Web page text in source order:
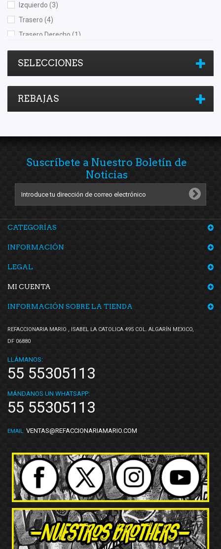
Izquierdo (3)
Trasero (4)
Trasero Derecho (1)
Trasero Izquierdo(1)
SELECCIONES
REBAJAS
Suscríbete a Nuestro Boletín de
Noticias
CATEGORÍAS
INFORMACIÓN
LEGAL
MI CUENTA
INFORMACIÓN SOBRE LA TIENDA
REFACCIONARIA MARIO , ISABEL LA CATOLICA 495 COL. ALGARÍN MEXICO,
DF 06880
LLÁMANOS:
55 55305113
MÁNDANOS UN WHATSAPP:
55 55305113
EMAIL: VENTAS@REFACCIONARIAMARIO.COM